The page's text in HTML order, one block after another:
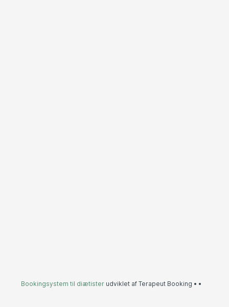
Bookingsystem til diætister udviklet af Terapeut Booking • •